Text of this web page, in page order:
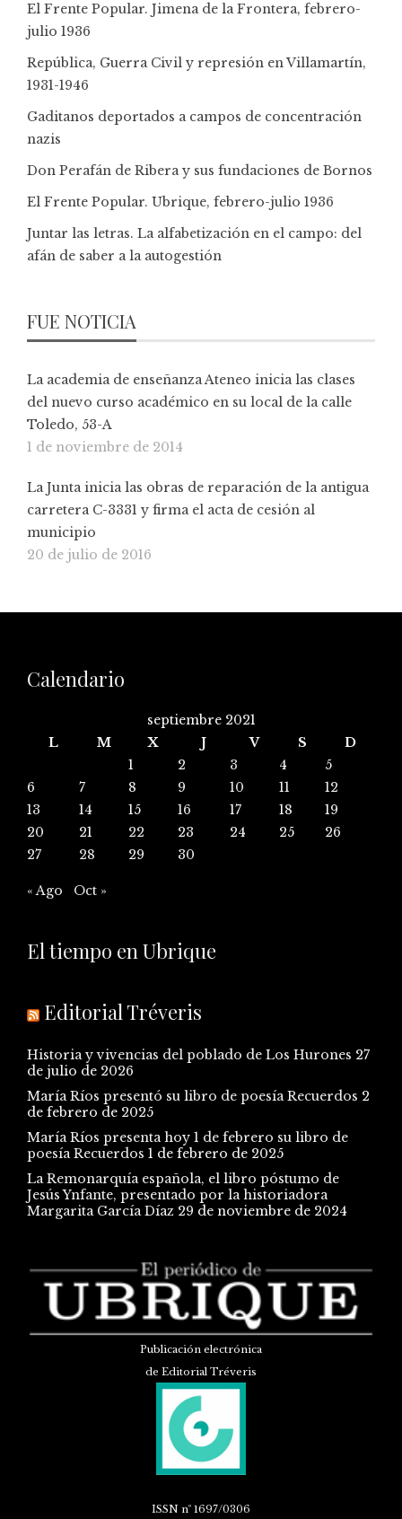
El Frente Popular. Jimena de la Frontera, febrero-
julio 1936
República, Guerra Civil y represión en Villamartín,
1931-1946
Gaditanos deportados a campos de concentración
nazis
Don Perafán de Ribera y sus fundaciones de Bornos
El Frente Popular. Ubrique, febrero-julio 1936
Juntar las letras. La alfabetización en el campo: del
afán de saber a la autogestión
FUE NOTICIA
La academia de enseñanza Ateneo inicia las clases
del nuevo curso académico en su local de la calle
Toledo, 53-A
1 de noviembre de 2014
La Junta inicia las obras de reparación de la antigua
carretera C-3331 y firma el acta de cesión al
municipio
20 de julio de 2016
Calendario
septiembre 2021
L
M X J V S
D
1
2 3 4
5
6
7 8 9 10 11
12
13
14 15 16 17 18
19
20
21 22 23 24 25
26
27
28 29 30
« Ago Oct »
El tiempo en Ubrique
Editorial Tréveris
Historia y vivencias del poblado de Los Hurones 27
de julio de 2026
María Ríos presentó su libro de poesía Recuerdos 2
de febrero de 2025
María Ríos presenta hoy 1 de febrero su libro de
poesía Recuerdos 1 de febrero de 2025
La Remonarquía española, el libro póstumo de
Jesús Ynfante, presentado por la historiadora
Margarita García Díaz 29 de noviembre de 2024
Publicación electrónica
de Editorial Tréveris
ISSN nº 1697/0306